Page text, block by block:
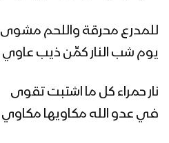
1442هـ
للمدرع محرقة واللحم مشوى
يوم شب النار كمِّن ذيب عاوي
نار حمراء كل ما اشتبت تقوى
في عدو الله مكاويها مكاوي